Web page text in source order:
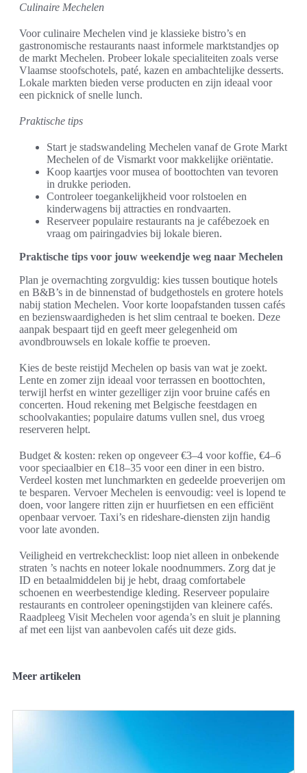
Culinaire Mechelen
Voor culinaire Mechelen vind je klassieke bistro’s en
gastronomische restaurants naast informele marktstandjes op
de markt Mechelen. Probeer lokale specialiteiten zoals verse
Vlaamse stoofschotels, paté, kazen en ambachtelijke desserts.
Lokale markten bieden verse producten en zijn ideaal voor
een picknick of snelle lunch.
Praktische tips
Start je stadswandeling Mechelen vanaf de Grote Markt
Mechelen of de Vismarkt voor makkelijke oriëntatie.
Koop kaartjes voor musea of boottochten van tevoren
in drukke perioden.
Controleer toegankelijkheid voor rolstoelen en
kinderwagens bij attracties en rondvaarten.
Reserveer populaire restaurants na je cafébezoek en
vraag om pairingadvies bij lokale bieren.
Praktische tips voor jouw weekendje weg naar Mechelen
Plan je overnachting zorgvuldig: kies tussen boutique hotels
en B&B’s in de binnenstad of budgethostels en grotere hotels
nabij station Mechelen. Voor korte loopafstanden tussen cafés
en bezienswaardigheden is het slim centraal te boeken. Deze
aanpak bespaart tijd en geeft meer gelegenheid om
avondbrouwsels en lokale koffie te proeven.
Kies de beste reistijd Mechelen op basis van wat je zoekt.
Lente en zomer zijn ideaal voor terrassen en boottochten,
terwijl herfst en winter gezelliger zijn voor bruine cafés en
concerten. Houd rekening met Belgische feestdagen en
schoolvakanties; populaire datums vullen snel, dus vroeg
reserveren helpt.
Budget & kosten: reken op ongeveer €3–4 voor koffie, €4–6
voor speciaalbier en €18–35 voor een diner in een bistro.
Verdeel kosten met lunchmarkten en gedeelde proeverijen om
te besparen. Vervoer Mechelen is eenvoudig: veel is lopend te
doen, voor langere ritten zijn er huurfietsen en een efficiënt
openbaar vervoer. Taxi’s en rideshare-diensten zijn handig
voor late avonden.
Veiligheid en vertrekchecklist: loop niet alleen in onbekende
straten ’s nachts en noteer lokale noodnummers. Zorg dat je
ID en betaalmiddelen bij je hebt, draag comfortabele
schoenen en weerbestendige kleding. Reserveer populaire
restaurants en controleer openingstijden van kleinere cafés.
Raadpleeg Visit Mechelen voor agenda’s en sluit je planning
af met een lijst van aanbevolen cafés uit deze gids.
Meer artikelen